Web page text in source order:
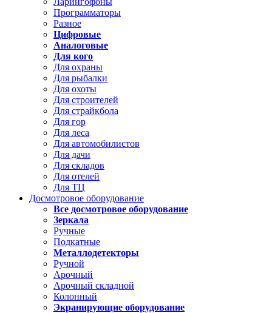
Программаторы
Разное
Цифровые
Аналоговые
Для кого
Для охраны
Для рыбалки
Для охоты
Для строителей
Для страйкбола
Для гор
Для леса
Для автомобилистов
Для дачи
Для складов
Для отелей
Для ТЦ
Досмотровое оборудование
Все досмотровое оборудование
Зеркала
Ручные
Подкатные
Металлодетекторы
Ручной
Арочный
Арочный складной
Колонный
Экранирующие оборудование